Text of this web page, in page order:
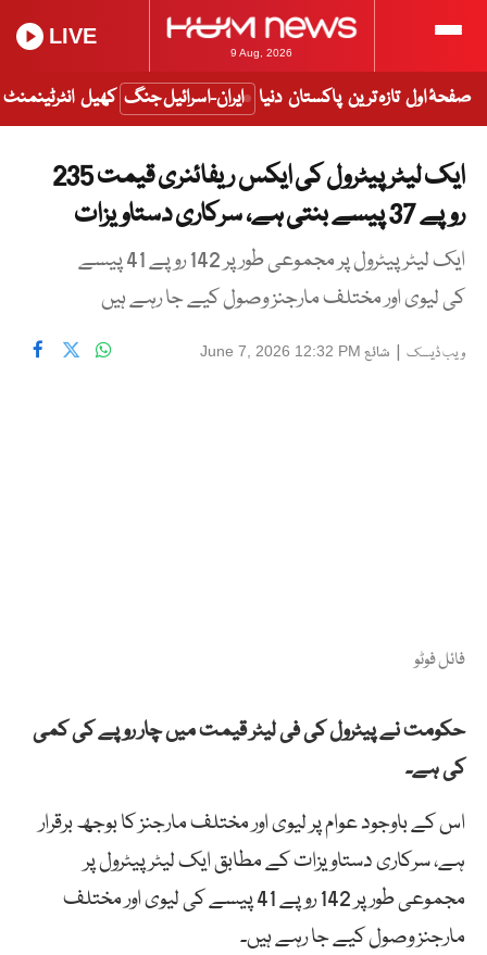
9 Aug, 2026
LIVE
صفحۂ اول تازہ ترین پاکستان دنیا ایران-اسرائیل جنگ کھیل انٹرٹینمنٹ
ایک لیٹر پیٹرول کی ایکس ریفائنری قیمت 235
روپے 37 پیسے بنتی ہے، سرکاری دستاویزات
ایک لیٹر پیٹرول پر مجموعی طور پر 142 روپے 41 پیسے
کی لیوی اور مختلف مارجنز وصول کیے جا رہے ہیں
ویب ڈیسک | شائع June 7, 2026 12:32 PM
فائل فوٹو
حکومت نے پیٹرول کی فی لیٹر قیمت میں چار روپے کی کمی
کی ہے۔
اس کے باوجود عوام پر لیوی اور مختلف مارجنز کا بوجھ برقرار
ہے، سرکاری دستاویزات کے مطابق ایک لیٹر پیٹرول پر
مجموعی طور پر 142 روپے 41 پیسے کی لیوی اور مختلف
مارجنز وصول کیے جا رہے ہیں۔